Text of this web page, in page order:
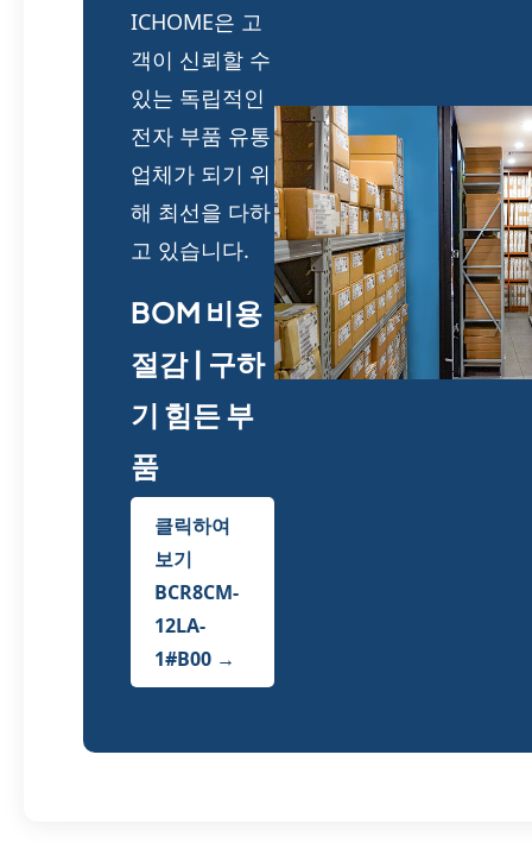
ICHOME은 고
객이 신뢰할 수
있는 독립적인
전자 부품 유통
업체가 되기 위
해 최선을 다하
고 있습니다.
BOM 비용
절감 | 구하
기 힘든 부
품
클릭하여
보기
BCR8CM-
12LA-
1#B00 →